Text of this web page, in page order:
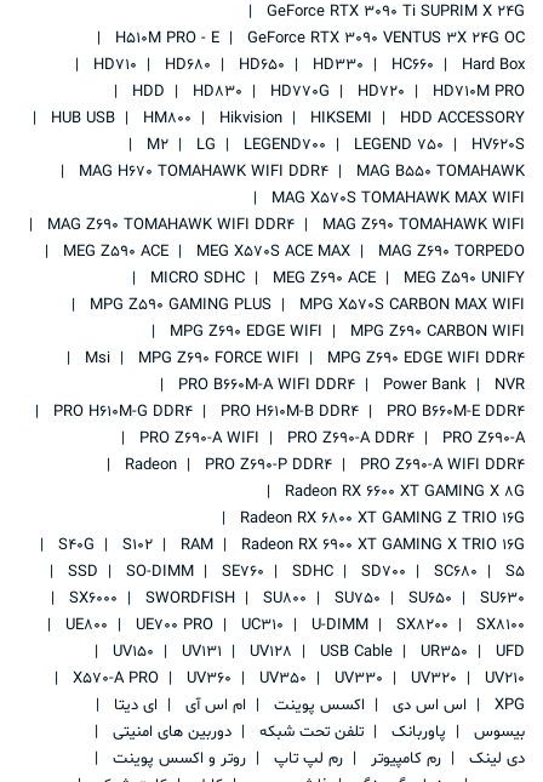
GeForce RTX 3090 Ti SUPRIM X 24G
GeForce RTX 3090 VENTUS 3X 24G OC
H510M PRO - E
Hard Box
HC660
HD330
HD650
HD680
HD710
HD710M PRO
HD720
HD770G
HD830
HDD
HDD ACCESSORY
HIKSEMI
Hikvision
HM800
HUB USB
HV620S
LEGEND 750
LEGEND700
LG
M2
MAG B550 TOMAHAWK
MAG H670 TOMAHAWK WIFI DDR4
MAG X570S TOMAHAWK MAX WIFI
MAG Z690 TOMAHAWK WIFI
MAG Z690 TOMAHAWK WIFI DDR4
MAG Z690 TORPEDO
MEG X570S ACE MAX
MEG Z590 ACE
MEG Z590 UNIFY
MEG Z690 ACE
MICRO SDHC
MPG X570S CARBON MAX WIFI
MPG Z590 GAMING PLUS
MPG Z690 CARBON WIFI
MPG Z690 EDGE WIFI
MPG Z690 EDGE WIFI DDR4
MPG Z690 FORCE WIFI
Msi
NVR
Power Bank
PRO B660M-A WIFI DDR4
PRO B660M-E DDR4
PRO H610M-B DDR4
PRO H610M-G DDR4
PRO Z690-A
PRO Z690-A DDR4
PRO Z690-A WIFI
PRO Z690-A WIFI DDR4
PRO Z690-P DDR4
Radeon
Radeon RX 6600 XT GAMING X 8G
Radeon RX 6800 XT GAMING Z TRIO 16G
Radeon RX 6900 XT GAMING X TRIO 16G
RAM
S102
S40G
S5
SC680
SD700
SDHC
SE760
SO-DIMM
SSD
SU630
SU650
SU750
SU800
SWORDFISH
SX6000
SX8100
SX8200
U-DIMM
UC310
UE700 PRO
UE800
UFD
UR350
USB Cable
UV128
UV131
UV150
UV210
UV320
UV330
UV350
UV360
X570-A PRO
XPG
اس اس دی اکسس پوینت ام اس آی
ای دیتا
بیسوس
پاوربانک تلفن تحت شبکه
دوربین های امنیتی
دی لینک
رم کامپیوتر رم لپ تاپ
روتر و اکسس پوینت